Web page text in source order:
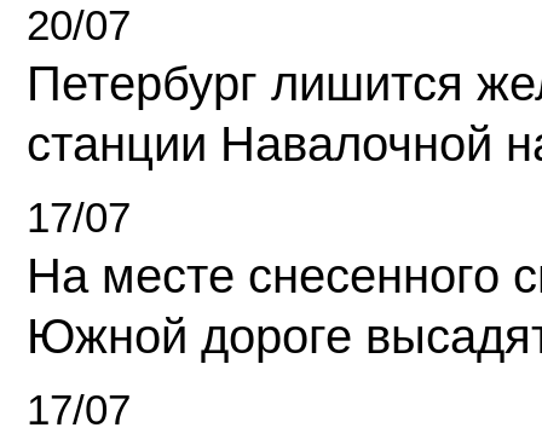
20/07
Петербург лишится
станции Навалочной
17/07
На месте снесенного
Южной дороге
17/07